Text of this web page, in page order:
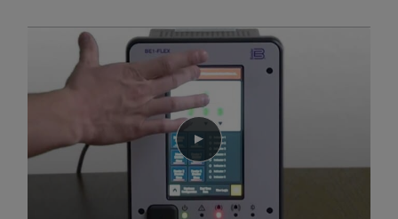
Play video